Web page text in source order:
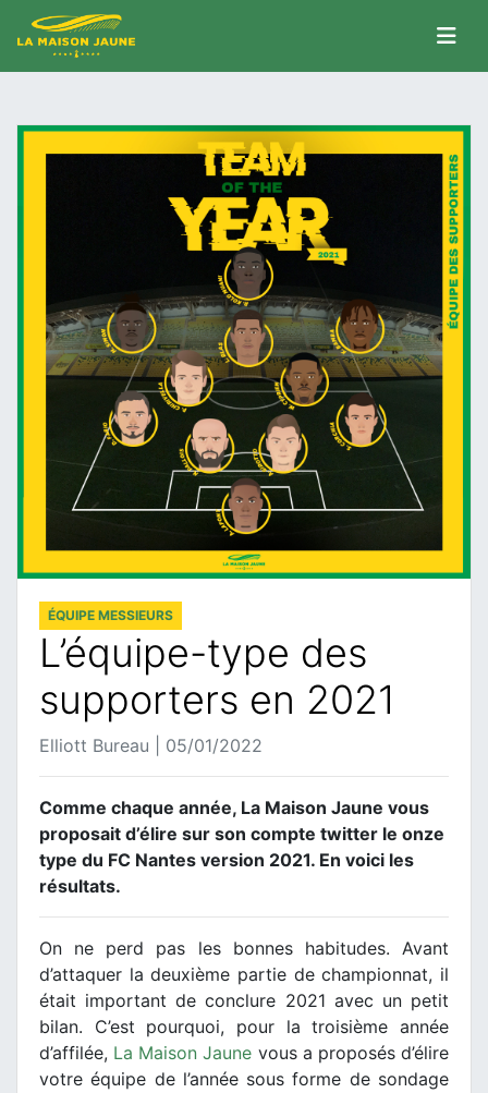
ÉQUIPE MESSIEURS
L’équipe-type des
supporters en 2021
Elliott Bureau | 05/01/2022
Comme chaque année, La Maison Jaune vous
proposait d’élire sur son compte twitter le onze
type du FC Nantes version 2021. En voici les
résultats.
On ne perd pas les bonnes habitudes. Avant
d’attaquer la deuxième partie de championnat, il
était important de conclure 2021 avec un petit
bilan. C’est pourquoi, pour la troisième année
d’affilée, La Maison Jaune vous a proposés d’élire
votre équipe de l’année sous forme de sondage